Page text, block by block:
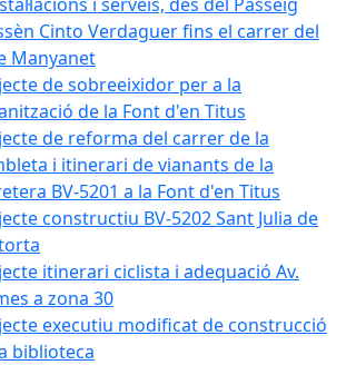
Cinto Verdaguer fins el carrer del
Manyanet
de sobreeixidor per a la
de la Font d'en Titus
de reforma del carrer de la
i itinerari de vianants de la
BV-5201 a la Font d'en Titus
constructiu BV-5202 Sant Julia de
itinerari ciclista i adequació Av.
a zona 30
executiu modificat de construcció
biblioteca